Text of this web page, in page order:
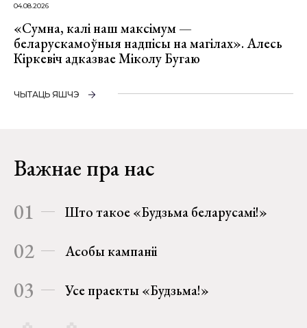
04.08.2026
«Сумна, калі наш максімум —
беларускамоўныя надпісы на магілах». Алесь
Кіркевіч адказвае Міколу Бугаю
ЧЫТАЦЬ ЯШЧЭ
Важнае пра нас
01 Што такое «Будзьма беларусамі!»
02 Асобы кампаніі
03 Усе праекты «Будзьма!»